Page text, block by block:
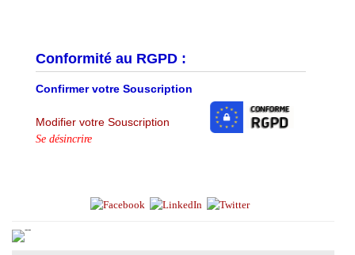
Conformité au RGPD :
Confirmer votre Souscription
Modifier votre Souscription
Se désincrire